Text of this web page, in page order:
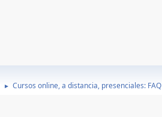
► Cursos online, a distancia, presenciales: FAQ